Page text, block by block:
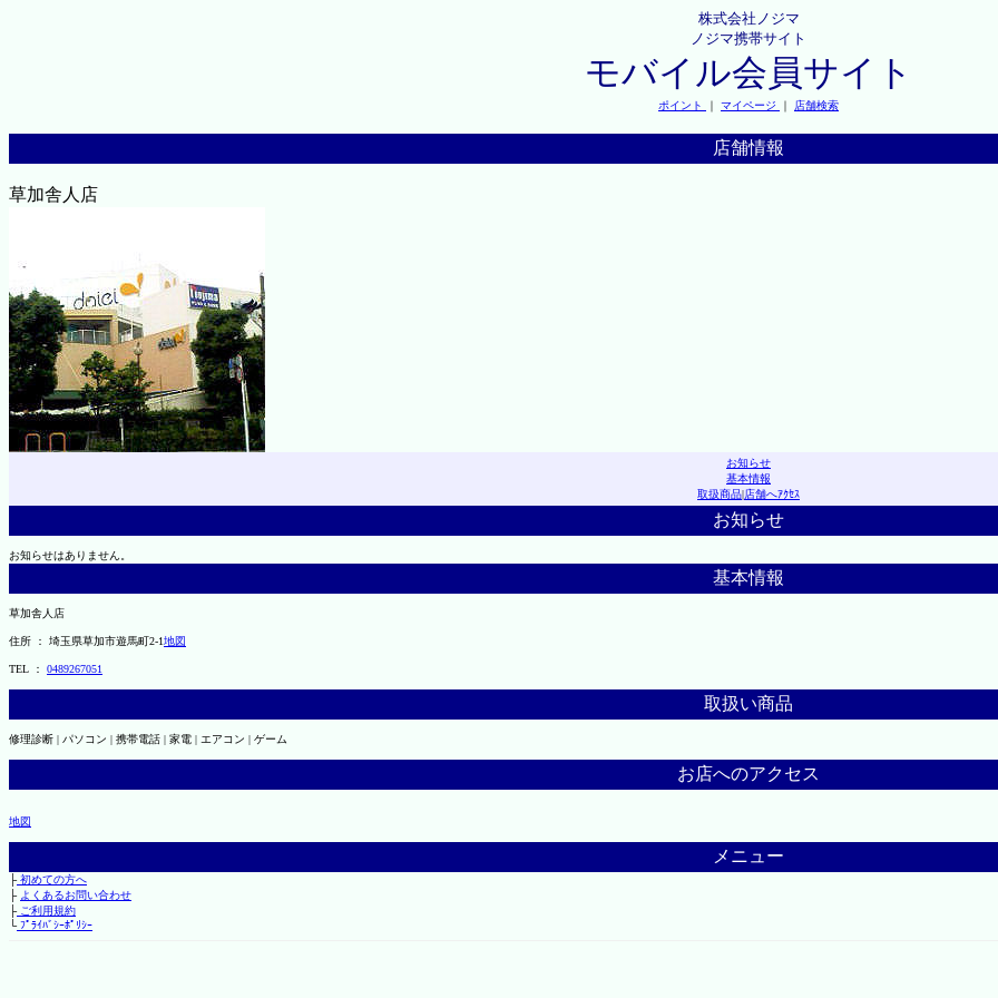
株式会社ノジマ
ノジマ携帯サイト
モバイル会員サイト
ポイント ｜ マイページ ｜ 店舗検索
店舗情報
草加舎人店
お知らせ
基本情報
取扱商品|店舗へｱｸｾｽ
お知らせ
お知らせはありません。
基本情報
草加舎人店
住所 ： 埼玉県草加市遊馬町2-1地図
TEL ： 0489267051
取扱い商品
修理診断 | パソコン | 携帯電話 | 家電 | エアコン | ゲーム
お店へのアクセス
地図
メニュー
├初めての方へ
├ よくあるお問い合わせ
├ご利用規約
└ﾌﾟﾗｲﾊﾞｼｰﾎﾟﾘｼｰ